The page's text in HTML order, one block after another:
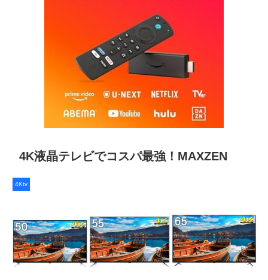
4K液晶テレビでコスパ最強！MAXZEN
4Ktv